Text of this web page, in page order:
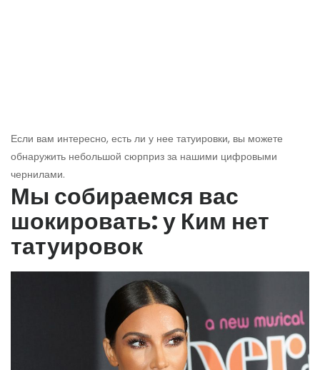
Если вам интересно, есть ли у нее татуировки, вы можете
обнаружить небольшой сюрприз за нашими цифровыми
чернилами.
Мы собираемся вас
шокировать: у Ким нет
татуировок